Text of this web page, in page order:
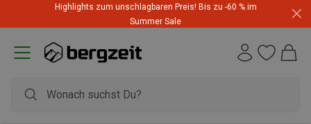
Highlights zum unschlagbaren Preis! Bis zu -60 % im
Summer Sale